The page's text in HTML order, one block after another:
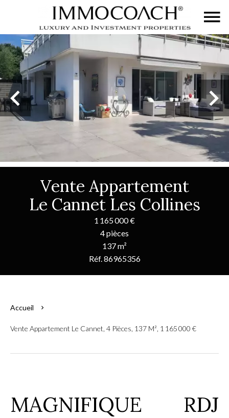
Vente Appartement
Le Cannet Les Collines
1 165 000 €
4 pièces
137 m²
Réf. 86965356
Accueil
Vente Appartement Le Cannet, 4 Pièces, 137 M², 1 165 000 €
MAGNIFIQUE RDJ